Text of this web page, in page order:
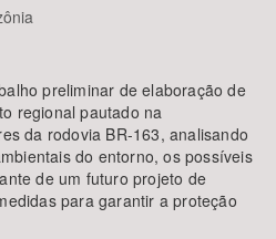
preliminar de elaboração de
regional pautado na
da rodovia BR-163, analisando
do entorno, os possíveis
de um futuro projeto de
para garantir a proteção